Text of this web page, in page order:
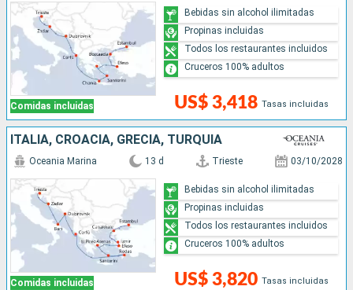
Comidas incluidas US$ 3,418 Tasas incluidas
Bebidas sin alcohol ilimitadas
Propinas incluidas
Todos los restaurantes incluidos
Cruceros 100% adultos
ITALIA, CROACIA, GRECIA, TURQUÍA
Comidas incluidas
Oceania Marina 13 d Trieste 03/10/2028
US$ 3,820 Tasas incluidas
Bebidas sin alcohol ilimitadas
Propinas incluidas
Todos los restaurantes incluidos
Cruceros 100% adultos